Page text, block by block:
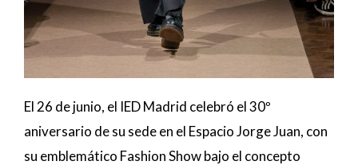
El 26 de junio, el IED Madrid celebró el 30º
aniversario de su sede en el Espacio Jorge Juan, con
su emblemático Fashion Show bajo el concepto